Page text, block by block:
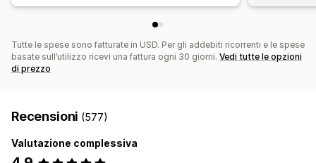
Tutte le spese sono fatturate in USD. Per gli addebiti ricorrenti e le spese
basate sull’utilizzo ricevi una fattura ogni 30 giorni. Vedi tutte le opzioni
di prezzo
Recensioni (577)
Valutazione complessiva